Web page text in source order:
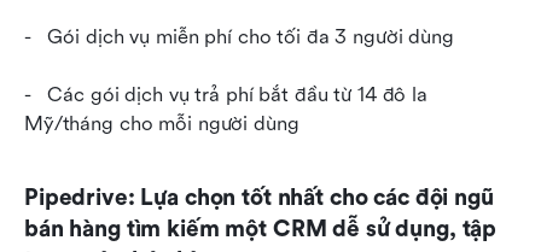
-   Gói dịch vụ miễn phí cho tối đa 3 người dùng
-   Các gói dịch vụ trả phí bắt đầu từ 14 đô la
Mỹ/tháng cho mỗi người dùng
Pipedrive: Lựa chọn tốt nhất cho các đội ngũ
bán hàng tìm kiếm một CRM dễ sử dụng, tập